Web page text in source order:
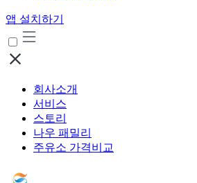
앱 설치하기
회사소개
서비스
스토리
나우 패밀리
주유소 가격비교